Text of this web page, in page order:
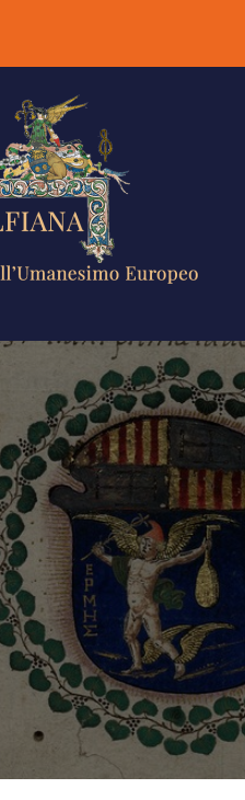
OCCIDENTE
NELL'UMANESIMO
EUROPEO